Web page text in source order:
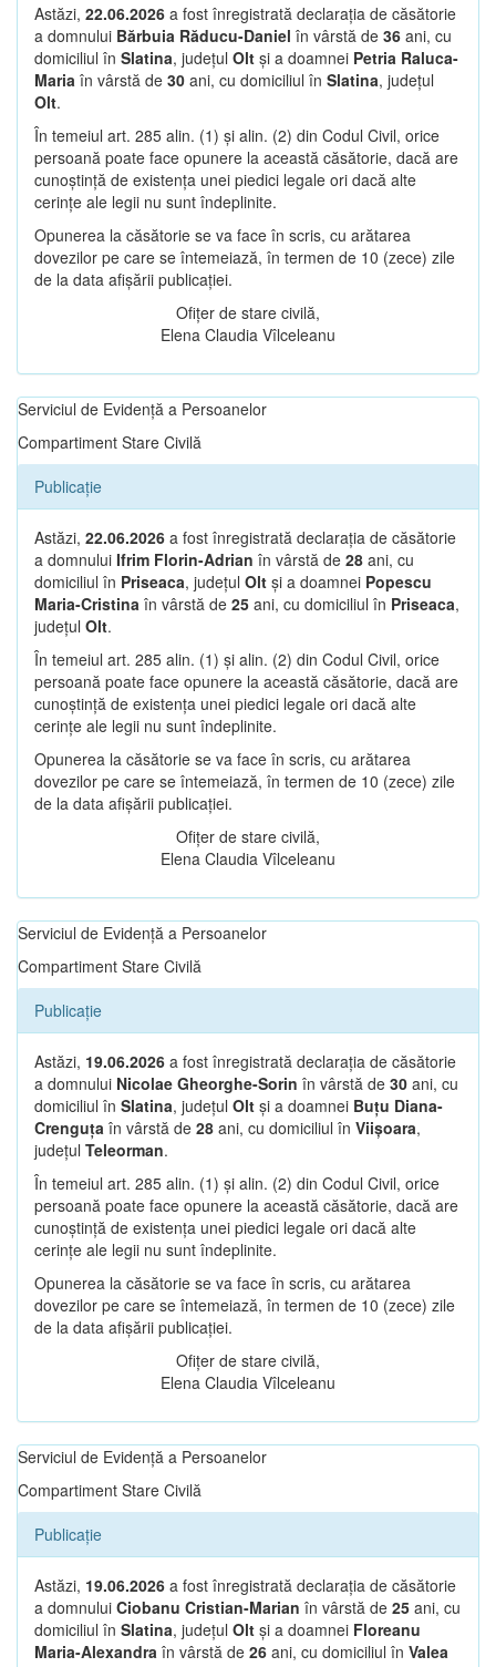
Astăzi, 22.06.2026 a fost înregistrată declarația de căsătorie
a domnului Bărbuia Răducu-Daniel în vârstă de 36 ani, cu
domiciliul în Slatina, județul Olt și a doamnei Petria Raluca-
Maria în vârstă de 30 ani, cu domiciliul în Slatina, județul
Olt.
În temeiul art. 285 alin. (1) și alin. (2) din Codul Civil, orice
persoană poate face opunere la această căsătorie, dacă are
cunoștință de existența unei piedici legale ori dacă alte
cerințe ale legii nu sunt îndeplinite.
Opunerea la căsătorie se va face în scris, cu arătarea
dovezilor pe care se întemeiază, în termen de 10 (zece) zile
de la data afișării publicației.
Ofițer de stare civilă,
Elena Claudia Vîlceleanu
Serviciul de Evidență a Persoanelor
Compartiment Stare Civilă
Publicație
Astăzi, 22.06.2026 a fost înregistrată declarația de căsătorie
a domnului Ifrim Florin-Adrian în vârstă de 28 ani, cu
domiciliul în Priseaca, județul Olt și a doamnei Popescu
Maria-Cristina în vârstă de 25 ani, cu domiciliul în Priseaca,
județul Olt.
În temeiul art. 285 alin. (1) și alin. (2) din Codul Civil, orice
persoană poate face opunere la această căsătorie, dacă are
cunoștință de existența unei piedici legale ori dacă alte
cerințe ale legii nu sunt îndeplinite.
Opunerea la căsătorie se va face în scris, cu arătarea
dovezilor pe care se întemeiază, în termen de 10 (zece) zile
de la data afișării publicației.
Ofițer de stare civilă,
Elena Claudia Vîlceleanu
Serviciul de Evidență a Persoanelor
Compartiment Stare Civilă
Publicație
Astăzi, 19.06.2026 a fost înregistrată declarația de căsătorie
a domnului Nicolae Gheorghe-Sorin în vârstă de 30 ani, cu
domiciliul în Slatina, județul Olt și a doamnei Buțu Diana-
Crenguța în vârstă de 28 ani, cu domiciliul în Viișoara,
județul Teleorman.
În temeiul art. 285 alin. (1) și alin. (2) din Codul Civil, orice
persoană poate face opunere la această căsătorie, dacă are
cunoștință de existența unei piedici legale ori dacă alte
cerințe ale legii nu sunt îndeplinite.
Opunerea la căsătorie se va face în scris, cu arătarea
dovezilor pe care se întemeiază, în termen de 10 (zece) zile
de la data afișării publicației.
Ofițer de stare civilă,
Elena Claudia Vîlceleanu
Serviciul de Evidență a Persoanelor
Compartiment Stare Civilă
Publicație
Astăzi, 19.06.2026 a fost înregistrată declarația de căsătorie
a domnului Ciobanu Cristian-Marian în vârstă de 25 ani, cu
domiciliul în Slatina, județul Olt și a doamnei Floreanu
Maria-Alexandra în vârstă de 26 ani, cu domiciliul în Valea